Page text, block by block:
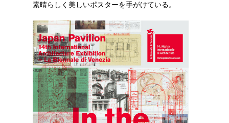
素晴らしく美しいポスターを手がけている。